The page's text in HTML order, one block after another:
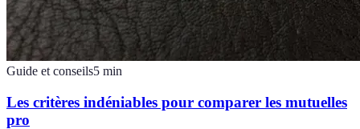
Guide et conseils5 min
Les critères indéniables pour comparer les mutuelles
pro